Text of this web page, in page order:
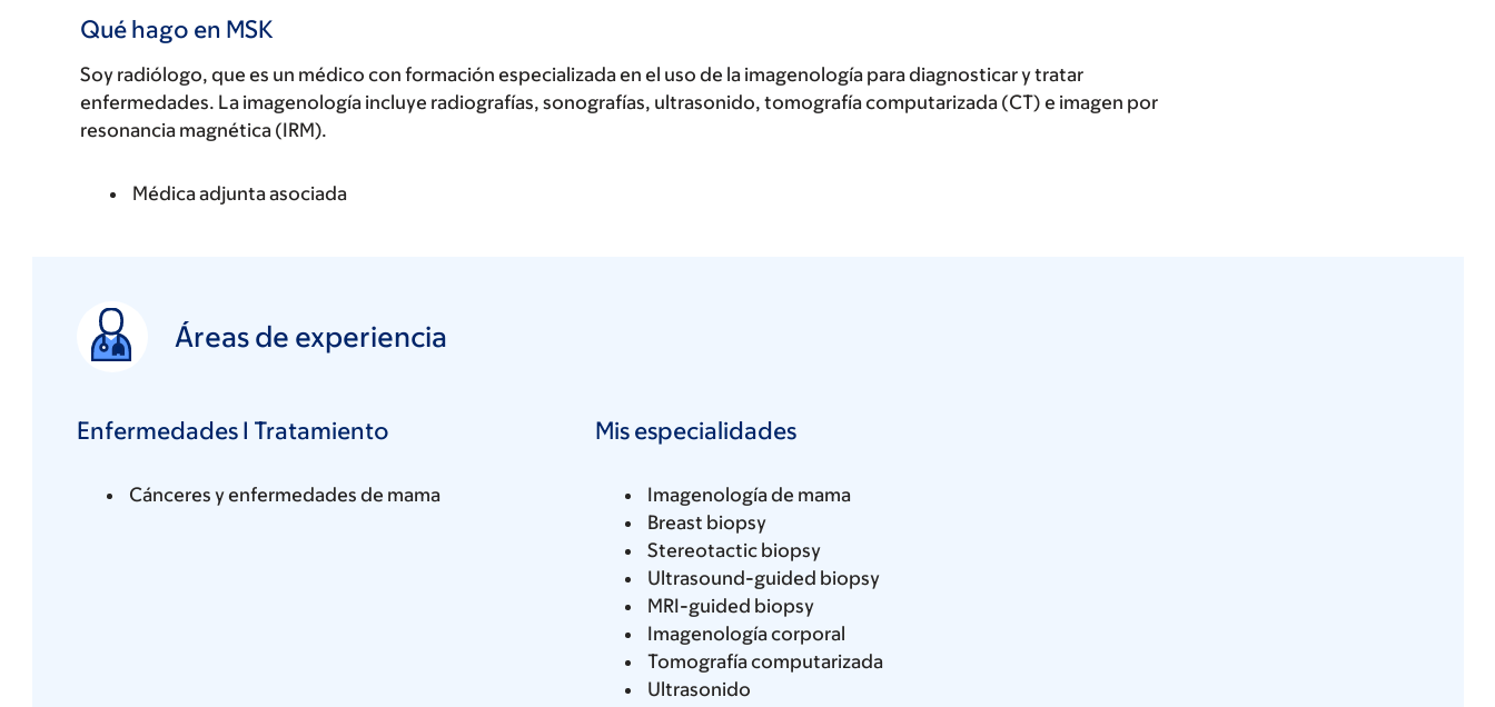
Qué hago en MSK
Soy radiólogo, que es un médico con formación especializada en el uso de la imagenología para diagnosticar y tratar
enfermedades. La imagenología incluye radiografías, sonografías, ultrasonido, tomografía computarizada (CT) e imagen por
resonancia magnética (IRM).
Médica adjunta asociada
Áreas de experiencia
Enfermedades I Tratamiento
Cánceres y enfermedades de mama
Mis especialidades
Imagenología de mama
Breast biopsy
Stereotactic biopsy
Ultrasound-guided biopsy
MRI-guided biopsy
Imagenología corporal
Tomografía computarizada
Ultrasonido